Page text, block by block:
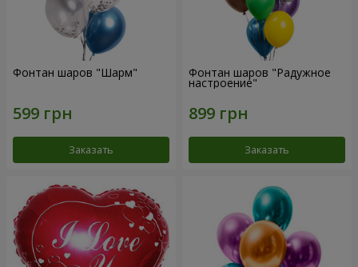
Фонтан шаров "Шарм"
Заказать
Фонтан шаров "Радужное
настроение"
Заказать